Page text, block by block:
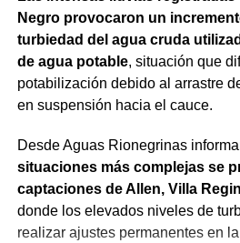
Negro provocaron un
turbiedad del agua cruda
de agua potable, situación que
potabilización debido al arrastre
en suspensión hacia el cauce.
Desde Aguas Rionegrinas
situaciones más complejas se
captaciones de Allen, Villa
donde los elevados niveles de
realizar ajustes permanentes en